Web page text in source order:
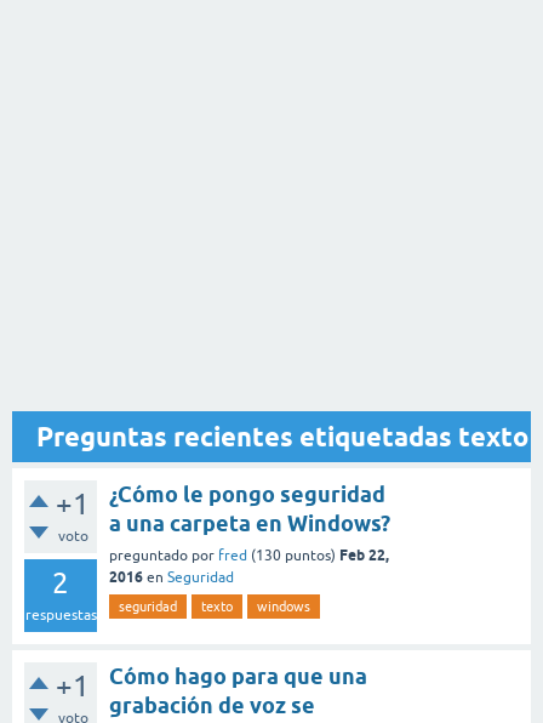
Preguntas recientes etiquetadas texto
+1
voto
2
respuestas
¿Cómo le pongo seguridad
a una carpeta en Windows?
preguntado por fred (130 puntos) Feb 22,
2016 en Seguridad
seguridad texto windows
+1
voto
Cómo hago para que una
grabación de voz se